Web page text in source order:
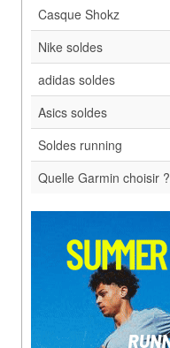
Casque Shokz
Nike soldes
adidas soldes
Asics soldes
Soldes running
Quelle Garmin choisir ?